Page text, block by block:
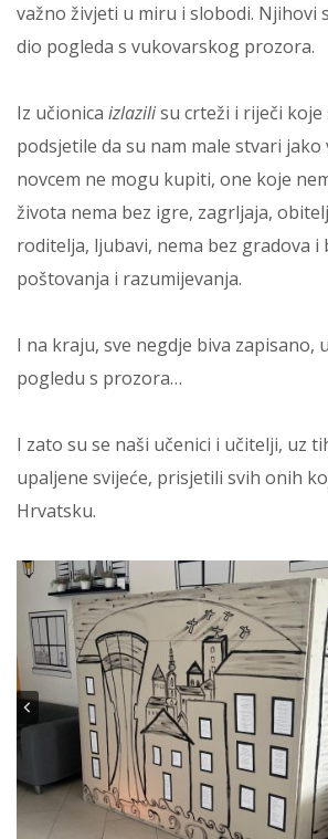
važno živjeti u miru i slobodi. Njihovi
dio pogleda s vukovarskog prozora.
Iz učionica izlazilisu crteži i riječi koje
podsjetile da su nam male stvari jako
novcem ne mogu kupiti, one koje
života nema bez igre, zagrljaja,
roditelja, ljubavi, nema bez gradova i
poštovanja i razumijevanja.
I na kraju, sve negdje biva zapisano,
pogledu s prozora…
I zato su se naši učenici i učitelji, uz
upaljene svijeće, prisjetili svih onih
Hrvatsku.